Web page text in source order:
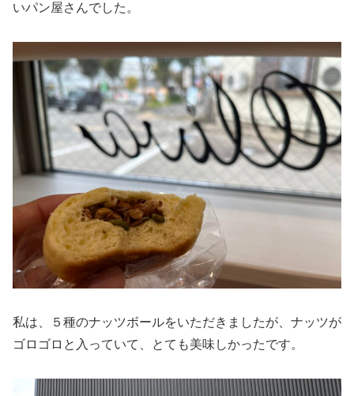
いパン屋さんでした。
私は、５種のナッツボールをいただきましたが、ナッツが
ゴロゴロと入っていて、とても美味しかったです。